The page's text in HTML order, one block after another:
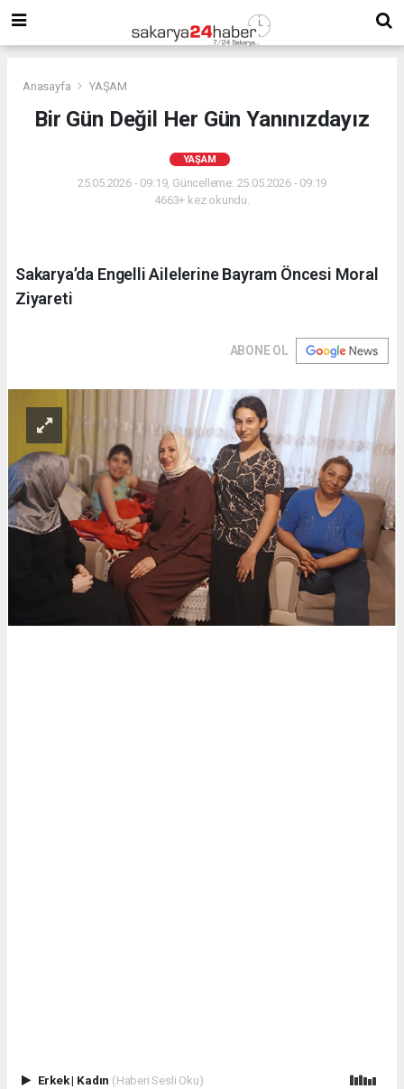
Anasayfa YAŞAM
Bir Gün Değil Her Gün Yanınızdayız
YAŞAM
25.05.2026 - 09:19, Güncelleme: 25.05.2026 - 09:19
4663+ kez okundu.
Sakarya’da Engelli Ailelerine Bayram Öncesi Moral
Ziyareti
ABONE OL
Erkek| Kadın (Haberi Sesli Oku)